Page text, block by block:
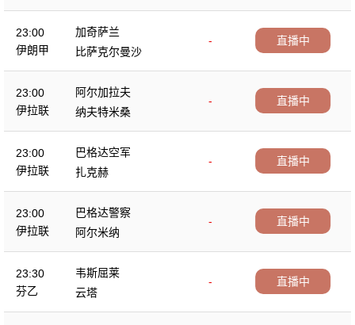
23:00
伊朗甲
加奇萨兰
-
比萨克尔曼沙
直播中
23:00
伊拉联
阿尔加拉夫
-
纳夫特米桑
直播中
23:00
伊拉联
巴格达空军
-
扎克赫
直播中
23:00
伊拉联
巴格达警察
-
阿尔米纳
直播中
23:30
芬乙
韦斯屈莱
-
云塔
直播中